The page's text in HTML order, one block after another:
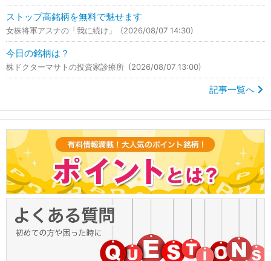
ストップ高銘柄を無料で魅せます
女株将軍アスナの「我に続け」 (2026/08/07 14:30)
今日の銘柄は？
株ドクターマサトの投資家診療所 (2026/08/07 13:00)
記事一覧へ